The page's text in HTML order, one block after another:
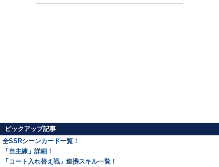
ピックアップ記事
全SSRシーンカード一覧！
「自主練」詳細！
「コート入れ替え戦」連携スキル一覧！